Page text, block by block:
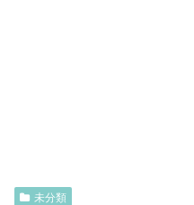
未分類